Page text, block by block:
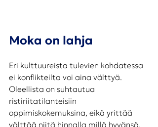
Moka on lahja
Eri kulttuureista tulevien kohdatessa
ei konflikteilta voi aina välttyä.
Oleellista on suhtautua
ristiriitatilanteisiin
oppimiskokemuksina, eikä yrittää
välttää niitä hinnalla millä hyvänsä.